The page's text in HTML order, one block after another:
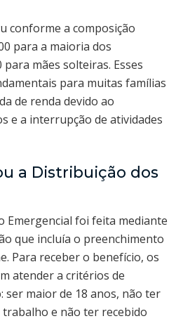
conforme a composição
para a maioria dos
para mães solteiras. Esses
para muitas famílias
de renda devido ao
e a interrupção de atividades
a Distribuição dos
Emergencial foi feita mediante
que incluía o preenchimento
Para receber o benefício, os
atender a critérios de
ser maior de 18 anos, não ter
e não ter recebido